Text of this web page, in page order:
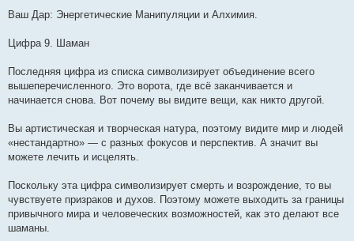
Ваш Дар: Энергетические Манипуляции и Алхимия.
Цифра 9. Шаман
Последняя цифра из списка символизирует объединение всего
вышеперечисленного. Это ворота, где всё заканчивается и
начинается снова. Вот почему вы видите вещи, как никто другой.
Вы артистическая и творческая натура, поэтому видите мир и людей
«нестандартно» — с разных фокусов и перспектив. А значит вы
можете лечить и исцелять.
Поскольку эта цифра символизирует смерть и возрождение, то вы
чувствуете призраков и духов. Поэтому можете выходить за границы
привычного мира и человеческих возможностей, как это делают все
шаманы.